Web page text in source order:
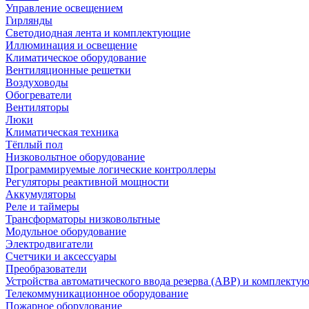
Управление освещением
Гирлянды
Светодиодная лента и комплектующие
Иллюминация и освещение
Климатическое оборудование
Вентиляционные решетки
Воздуховоды
Обогреватели
Вентиляторы
Люки
Климатическая техника
Тёплый пол
Низковольтное оборудование
Программируемые логические контроллеры
Регуляторы реактивной мощности
Аккумуляторы
Реле и таймеры
Трансформаторы низковольтные
Модульное оборудование
Электродвигатели
Счетчики и аксессуары
Преобразователи
Устройства автоматического ввода резерва (АВР) и
Телекоммуникационное оборудование
Пожарное оборудование